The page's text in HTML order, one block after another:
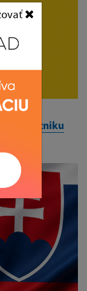
vzniku